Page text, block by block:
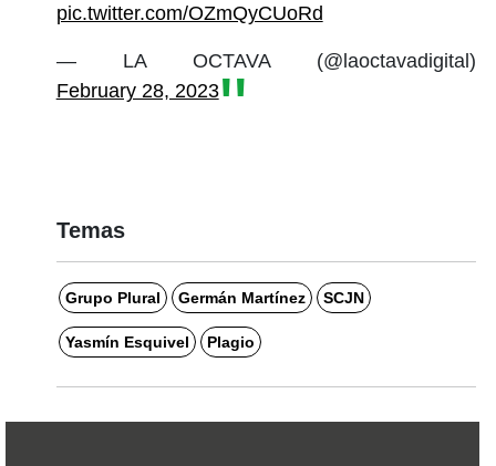
pic.twitter.com/OZmQyCUoRd
— LA OCTAVA (@laoctavadigital)
February 28, 2023
Temas
Grupo Plural Germán Martínez SCJN
Yasmín Esquivel Plagio